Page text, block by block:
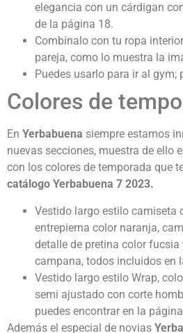
elegancia con un cárdigan
de la página 18.
Combínalo con tu ropa
pareja, como lo muestra la
Puedes usarlo para ir al gym;
Colores de
En Yerbabuena siempre estamos
nuevas secciones, muestra de ello
con los colores de temporada que
catálogo Yerbabuena 7 2023.
Vestido largo estilo camiseta
entrepierna color naranja,
detalle de pretina color
campana, todos incluidos en
Vestido largo estilo Wrap,
semi ajustado con corte
puedes encontrar en la
Además el especial de novias